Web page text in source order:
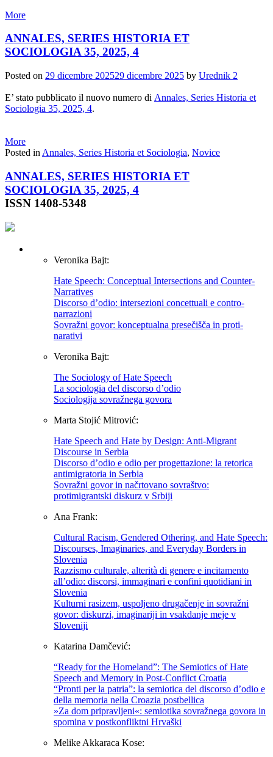
More
ANNALES, SERIES HISTORIA ET
SOCIOLOGIA 35, 2025, 4
Posted on 29 dicembre 202529 dicembre 2025 by Urednik 2
E’ stato pubblicato il nuovo numero di Annales, Series Historia et
Sociologia 35, 2025, 4.
More
Posted in Annales, Series Historia et Sociologia, Novice
ANNALES, SERIES HISTORIA ET
SOCIOLOGIA 35, 2025, 4
ISSN 1408-5348
Veronika Bajt:
Hate Speech: Conceptual Intersections and Counter-
Narratives
Discorso d’odio: intersezioni concettuali e contro-
narrazioni
Sovražni govor: konceptualna presečišča in proti-
narativi
Veronika Bajt:
The Sociology of Hate Speech
La sociologia del discorso d’odio
Sociologija sovražnega govora
Marta Stojić Mitrović:
Hate Speech and Hate by Design: Anti-Migrant
Discourse in Serbia
Discorso d’odio e odio per progettazione: la retorica
antimigratoria in Serbia
Sovražni govor in načrtovano sovraštvo:
protimigrantski diskurz v Srbiji
Ana Frank:
Cultural Racism, Gendered Othering, and Hate Speech:
Discourses, Imaginaries, and Everyday Borders in
Slovenia
Razzismo culturale, alterità di genere e incitamento
all’odio: discorsi, immaginari e confini quotidiani in
Slovenia
Kulturni rasizem, uspoljeno drugačenje in sovražni
govor: diskurzi, imaginariji in vsakdanje meje v
Sloveniji
Katarina Damčević:
“Ready for the Homeland”: The Semiotics of Hate
Speech and Memory in Post-Conflict Croatia
“Pronti per la patria”: la semiotica del discorso d’odio e
della memoria nella Croazia postbellica
»Za dom pripravljeni«: semiotika sovražnega govora in
spomina v postkonfliktni Hrvaški
Melike Akkaraca Kose: